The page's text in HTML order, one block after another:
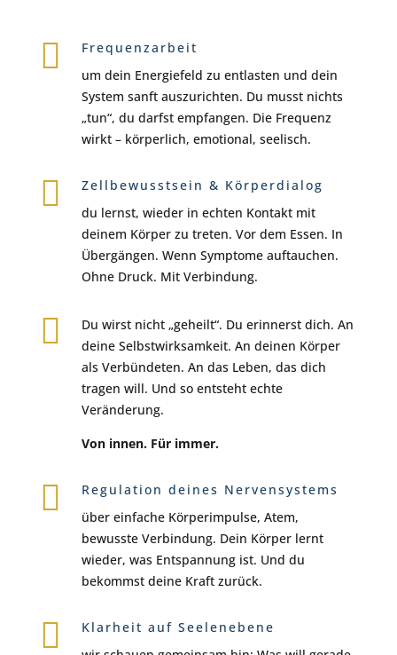

Frequenzarbeit
um dein Energiefeld zu entlasten und dein
System sanft auszurichten. Du musst nichts
„tun“, du darfst empfangen. Die Frequenz
wirkt – körperlich, emotional, seelisch.

Zellbewusstsein & Körperdialog
du lernst, wieder in echten Kontakt mit
deinem Körper zu treten. Vor dem Essen. In
Übergängen. Wenn Symptome auftauchen.
Ohne Druck. Mit Verbindung.
 Du wirst nicht „geheilt“. Du erinnerst dich. An
deine Selbstwirksamkeit. An deinen Körper
als Verbündeten. An das Leben, das dich
tragen will. Und so entsteht echte
Veränderung.
Von innen. Für immer.

Regulation deines Nervensystems
über einfache Körperimpulse, Atem,
bewusste Verbindung. Dein Körper lernt
wieder, was Entspannung ist. Und du
bekommst deine Kraft zurück.

Klarheit auf Seelenebene